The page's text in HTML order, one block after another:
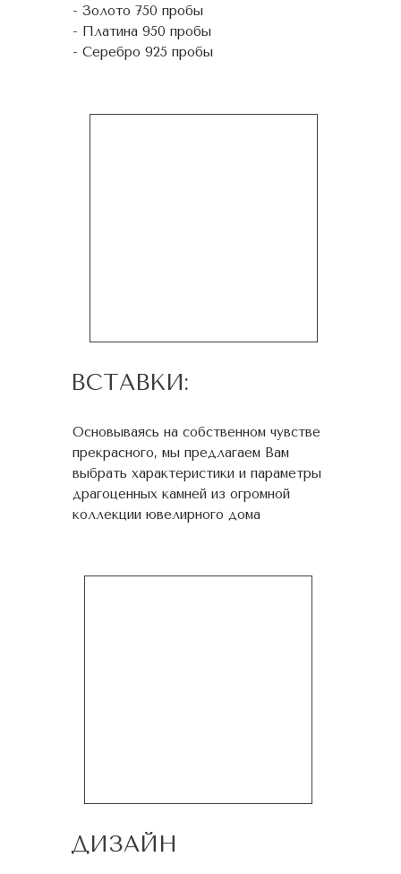
- Золото 750 пробы
- Платина 950 пробы
- Серебро 925 пробы
ВСТАВКИ:
Основываясь на собственном чувстве
прекрасного, мы предлагаем Вам
выбрать характеристики и параметры
драгоценных камней из огромной
коллекции ювелирного дома
ДИЗАЙН